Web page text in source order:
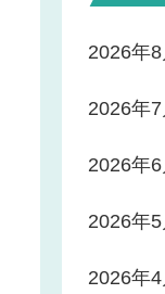
2026年8
2026年7
2026年6
2026年5
2026年4